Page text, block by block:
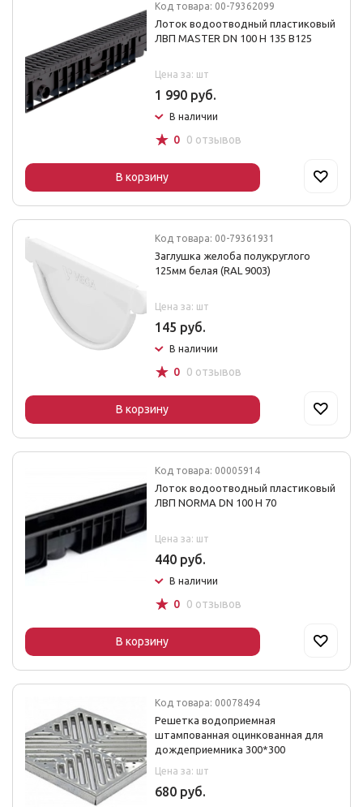
Код товара: 00-79362099
Лоток водоотводный пластиковый
ЛВП MASTER DN 100 H 135 В125
Цена за: шт
1 990 руб.
В наличии
☆ 0 0 отзывов
В корзину
Код товара: 00-79361931
Заглушка желоба полукруглого
125мм белая (RAL 9003)
Цена за: шт
145 руб.
В наличии
☆ 0 0 отзывов
В корзину
Код товара: 00005914
Лоток водоотводный пластиковый
ЛВП NORMA DN 100 H 70
Цена за: шт
440 руб.
В наличии
☆ 0 0 отзывов
В корзину
Код товара: 00078494
Решетка водоприемная
штампованная оцинкованная для
дождеприемника 300*300
Цена за: шт
680 руб.